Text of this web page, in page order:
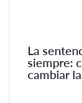
La
siempre:
cambiar